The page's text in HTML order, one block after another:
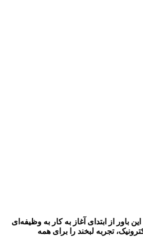
از ابتدای آغاز به کار به وظیفه‌ای
تجربه لبخند را برای همه